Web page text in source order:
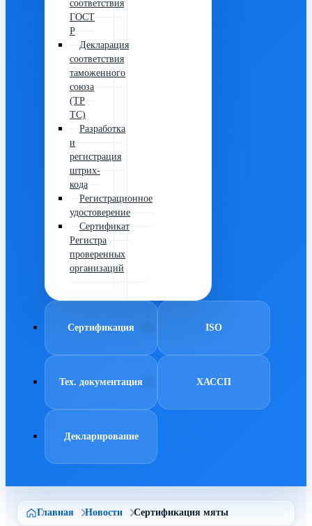
соответствия
ГОСТ
Р
Декларация
соответствия
таможенного
союза
(ТР
ТС)
Разработка
и
регистрация
штрих-
кода
Регистрационное
удостоверение
Сертификат
Регистра
проверенных
организаций
Сертификация ISO
Тех. документация ХАССП
Декларирование
Главная Новости Сертификация мяты